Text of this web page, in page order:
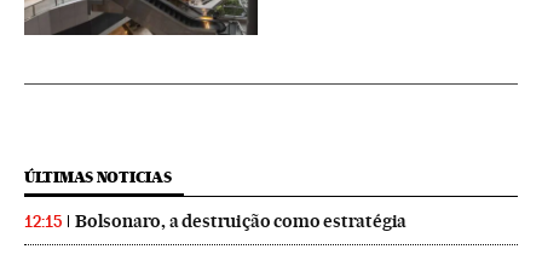
ÚLTIMAS NOTICIAS
12:15 Bolsonaro, a destruição como estratégia